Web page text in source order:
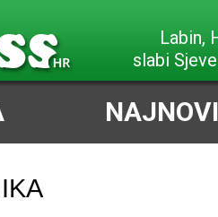
Labin,
slabi